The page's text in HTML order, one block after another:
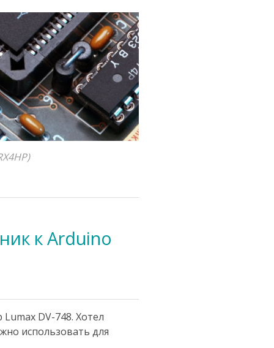
к Arduino
DV-748. Хотел
использовать для